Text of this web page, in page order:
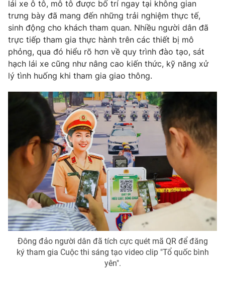
lái xe ô tô, mô tô được bố trí ngay tại không gian
trưng bày đã mang đến những trải nghiệm thực tế,
sinh động cho khách tham quan. Nhiều người dân đã
trực tiếp tham gia thực hành trên các thiết bị mô
phỏng, qua đó hiểu rõ hơn về quy trình đào tạo, sát
hạch lái xe cũng như nâng cao kiến thức, kỹ năng xử
lý tình huống khi tham gia giao thông.
Đông đảo người dân đã tích cực quét mã QR để đăng
ký tham gia Cuộc thi sáng tạo video clip "Tổ quốc bình
yên".